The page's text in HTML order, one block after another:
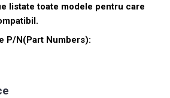
listate toate modele pentru care
P/N(Part Numbers):